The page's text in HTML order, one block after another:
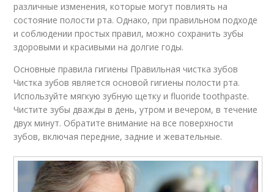
различные изменения, которые могут повлиять на
состояние полости рта. Однако, при правильном подходе
и соблюдении простых правил, можно сохранить зубы
здоровыми и красивыми на долгие годы.
Основные правила гигиены Правильная чистка зубов
Чистка зубов является основой гигиены полости рта.
Используйте мягкую зубную щетку и fluoride toothpaste.
Чистите зубы дважды в день, утром и вечером, в течение
двух минут. Обратите внимание на все поверхности
зубов, включая передние, задние и жевательные.